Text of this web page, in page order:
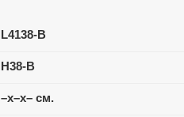
L4138-B
H38-B
–x–x– см.